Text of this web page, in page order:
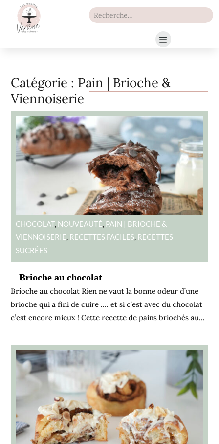
Catégorie : Pain | Brioche &
Viennoiserie
CHOCOLAT, NOUVEAUTÉ PAIN | BRIOCHE &
VIENNOISERIE RECETTES FACILES RECETTES
SUCRÉES
Brioche au chocolat
Brioche au chocolat Rien ne vaut la bonne odeur d’une
brioche qui a fini de cuire …. et si c’est avec du chocolat
c’est encore mieux ! Cette recette de pains briochés au...